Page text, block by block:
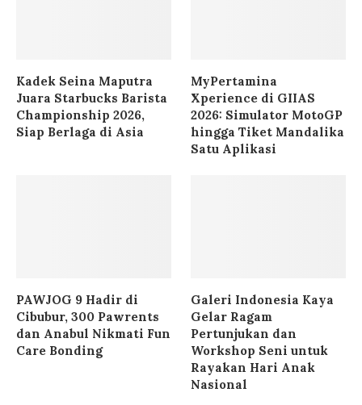
Kadek Seina Maputra
Juara Starbucks Barista
Championship 2026,
Siap Berlaga di Asia
MyPertamina
Xperience di GIIAS
2026: Simulator MotoGP
hingga Tiket Mandalika
Satu Aplikasi
PAWJOG 9 Hadir di
Cibubur, 300 Pawrents
dan Anabul Nikmati Fun
Care Bonding
Galeri Indonesia Kaya
Gelar Ragam
Pertunjukan dan
Workshop Seni untuk
Rayakan Hari Anak
Nasional